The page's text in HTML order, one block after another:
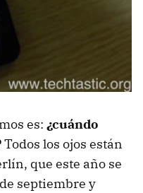
es: ¿cuándo
Todos los ojos están
que este año se
septiembre y